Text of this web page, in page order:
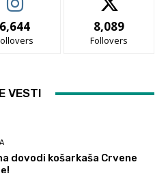
6,644 8,089
Follovers
VESTI
dovodi košarkaša Crvene